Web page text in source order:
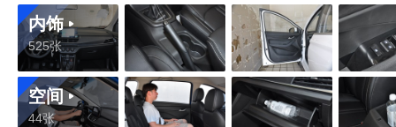
内饰
525张
空间
44张